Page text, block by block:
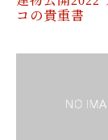
コの貴重書